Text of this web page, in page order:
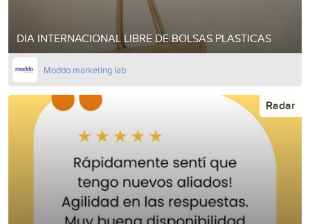
DIA INTERNACIONAL LIBRE DE BOLSAS PLASTICAS
Moddo marketing lab
Radar